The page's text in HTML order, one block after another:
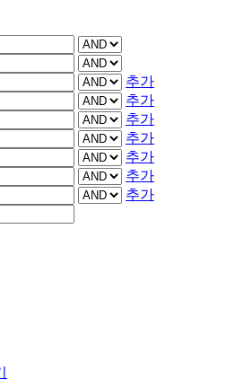
추가
추가
추가
추가
추가
추가
추가